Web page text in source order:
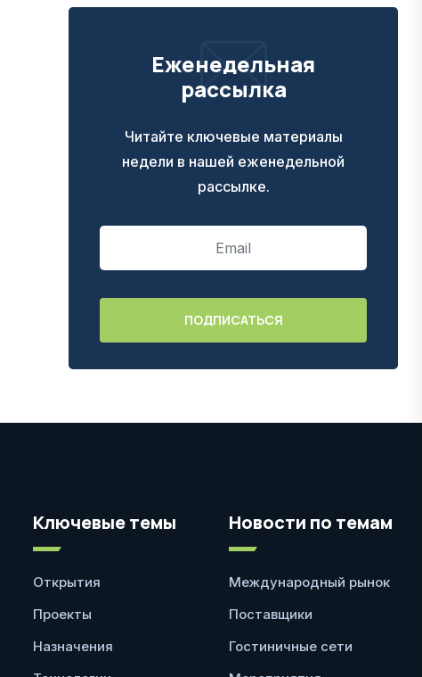
Еженедельная
рассылка
Читайте ключевые материалы
недели в нашей еженедельной
рассылке.
Ключевые темы
Открытия
Проекты
Назначения
Новости по темам
Международный рынок
Поставщики
Гостиничные сети